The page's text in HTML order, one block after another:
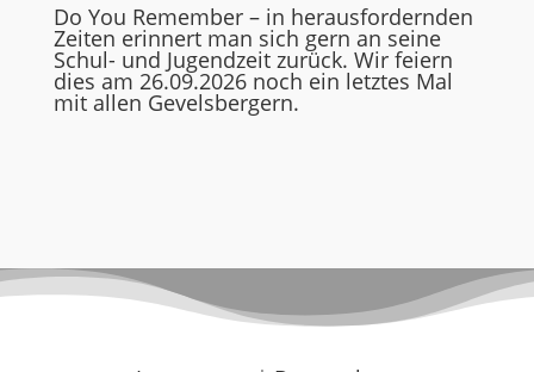
Do You Remember – in herausfordernden
Zeiten erinnert man sich gern an seine
Schul- und Jugendzeit zurück. Wir feiern
dies am 26.09.2026 noch ein letztes Mal
mit allen Gevelsbergern.